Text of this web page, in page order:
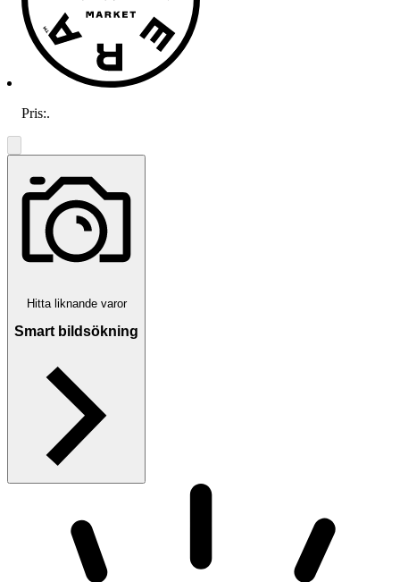
Pris:.
Hitta liknande varor
Smart bildsökning